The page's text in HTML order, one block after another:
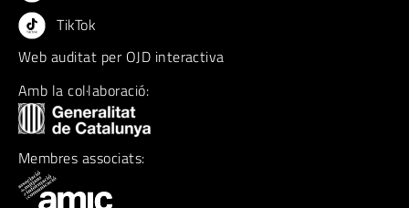
TikTok
Web auditat per OJD interactiva
Amb la col·laboració:
Membres associats: